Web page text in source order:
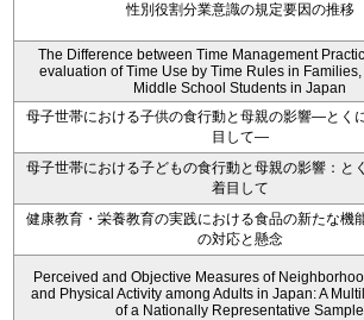
性別役割分業意識の規定要因の推移
The Difference between Time Management
evaluation of Time Use by Time Rules in
Middle School Students in Japan
母子世帯における子供の食行動と母親の影響―とく
目して―
母子世帯における子どもの食行動と母親の影響：と
着目して
健康教育・栄養教育の実践における食品の新たな機
の対応と懸念
Perceived and Objective Measures of
and Physical Activity among Adults in Japan: A
of a Nationally Representative Sample